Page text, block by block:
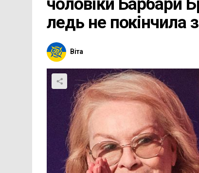
чоловіки Барбари
ледь не покінчила
Віта